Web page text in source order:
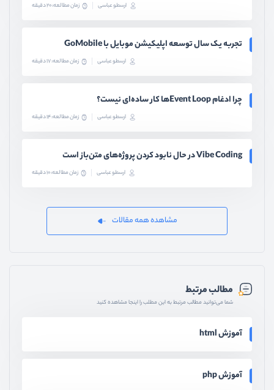
ارسطو عباسی زمان مطالعه: 20 دقیقه
تجربه یک سال توسعه اپلیکیشن موبایل با GoMobile
ارسطو عباسی زمان مطالعه: 17 دقیقه
چرا ادغام Event Loopها کار ساده‌ای نیست؟
ارسطو عباسی زمان مطالعه: 14 دقیقه
Vibe Coding در حال نابود کردن پروژه‌های متن‌باز است
ارسطو عباسی زمان مطالعه: 10 دقیقه
مشاهده همه مقالات
مطالب مرتبط
شما می‌توانید مطالب مرتبط به این مطلب را اینجا مشاهده کنید
آموزش html
آموزش php